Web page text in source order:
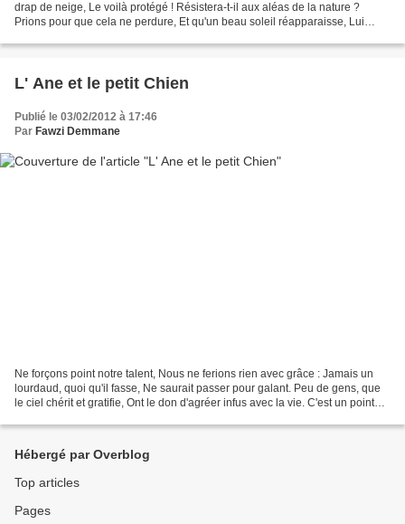
drap de neige, Le voilà protégé ! Résistera-t-il aux aléas de la nature ?
Prions pour que cela ne perdure, Et qu'un beau soleil réapparaisse, Lui
L' Ane et le petit Chien
Publié le 03/02/2012 à 17:46
Par Fawzi Demmane
Ne forçons point notre talent, Nous ne ferions rien avec grâce : Jamais un
lourdaud, quoi qu'il fasse, Ne saurait passer pour galant. Peu de gens, que
le ciel chérit et gratifie, Ont le don d'agréer infus avec la vie. C'est un point
Hébergé par Overblog
Top articles
Pages